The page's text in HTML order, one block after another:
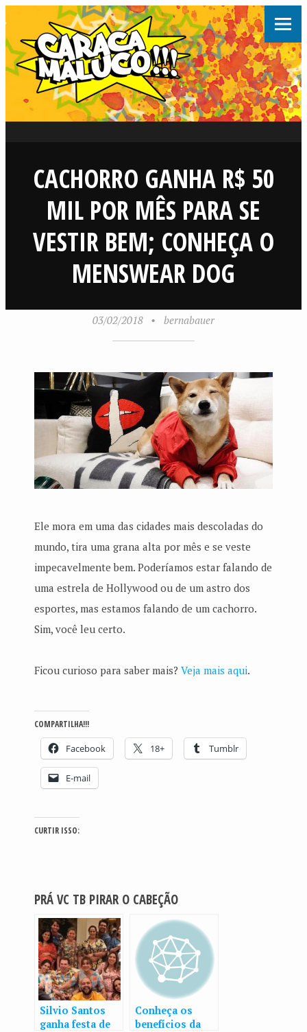
CACHORRO GANHA R$ 50
MIL POR MÊS PARA SE
VESTIR BEM; CONHEÇA O
MENSWEAR DOG
03/02/2018 • bernabauer
Ele mora em uma das cidades mais descoladas do
mundo, tira uma grana alta por mês e se veste
impecavelmente bem. Poderíamos estar falando de
uma estrela de Hollywood ou de um astro dos
esportes, mas estamos falando de um cachorro.
Sim, você leu certo.
Ficou curioso para saber mais? Veja mais aqui.
COMPARTILHA!!!
Facebook 18+ Tumblr
E-mail
CURTIR ISSO:
PRÁ VC TB PIRAR O CABEÇÃO
Silvio Santos
ganha festa de
Conheça os
benefícios da